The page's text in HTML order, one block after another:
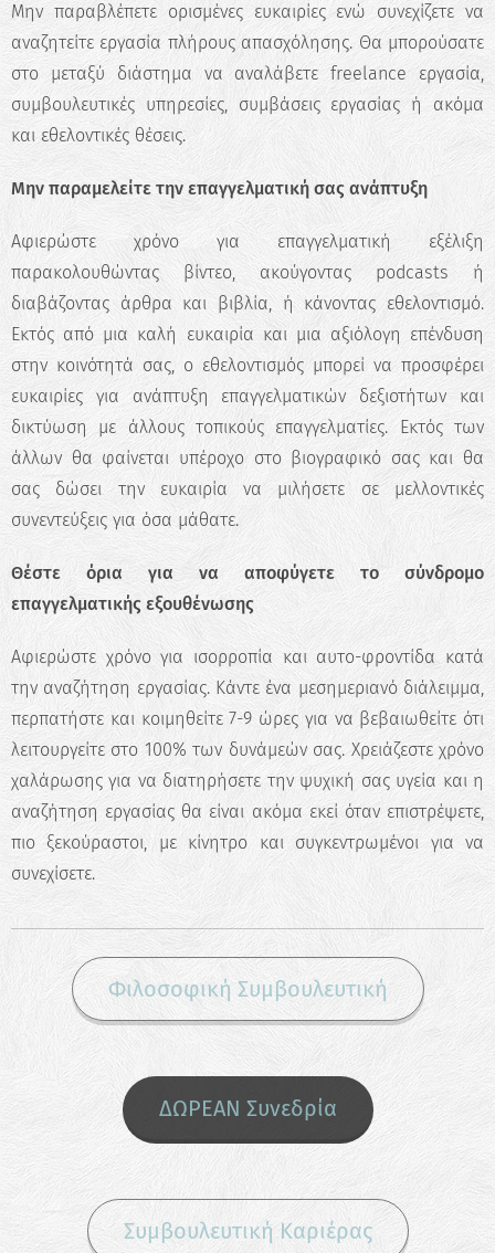
Ξεκίνα τώρα
Μην παραβλέπετε ορισμένες ευκαιρίες ενώ συνεχίζετε να
αναζητείτε εργασία πλήρους απασχόλησης. Θα μπορούσατε
στο μεταξύ διάστημα να αναλάβετε freelance εργασία,
συμβουλευτικές υπηρεσίες, συμβάσεις εργασίας ή ακόμα
και εθελοντικές θέσεις.
Μην παραμελείτε την επαγγελματική σας ανάπτυξη
Αφιερώστε χρόνο για επαγγελματική εξέλιξη
παρακολουθώντας βίντεο, ακούγοντας podcasts ή
διαβάζοντας άρθρα και βιβλία, ή κάνοντας εθελοντισμό.
Εκτός από μια καλή ευκαιρία και μια αξιόλογη επένδυση
στην κοινότητά σας, ο εθελοντισμός μπορεί να προσφέρει
ευκαιρίες για ανάπτυξη επαγγελματικών δεξιοτήτων και
δικτύωση με άλλους τοπικούς επαγγελματίες. Εκτός των
άλλων θα φαίνεται υπέροχο στο βιογραφικό σας και θα
σας δώσει την ευκαιρία να μιλήσετε σε μελλοντικές
συνεντεύξεις για όσα μάθατε.
Θέστε όρια για να αποφύγετε το σύνδρομο
επαγγελματικής εξουθένωσης
Αφιερώστε χρόνο για ισορροπία και αυτο-φροντίδα κατά
την αναζήτηση εργασίας. Κάντε ένα μεσημεριανό διάλειμμα,
περπατήστε και κοιμηθείτε 7-9 ώρες για να βεβαιωθείτε ότι
λειτουργείτε στο 100% των δυνάμεών σας. Χρειάζεστε χρόνο
χαλάρωσης για να διατηρήσετε την ψυχική σας υγεία και η
αναζήτηση εργασίας θα είναι ακόμα εκεί όταν επιστρέψετε,
πιο ξεκούραστοι, με κίνητρο και συγκεντρωμένοι για να
συνεχίσετε.
Φιλοσοφική Συμβουλευτική
ΔΩΡΕΑΝ Συνεδρία
Συμβουλευτική Καριέρας